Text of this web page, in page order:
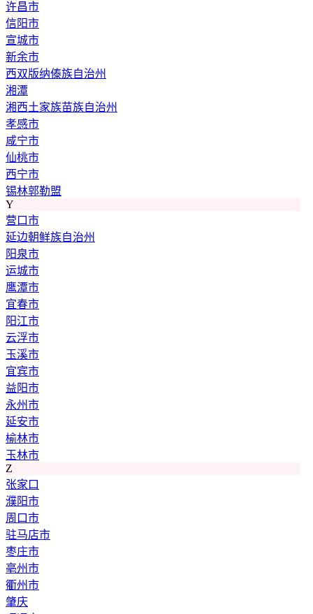
许昌市
信阳市
宣城市
新余市
西双版纳傣族自治州
湘潭
湘西土家族苗族自治州
孝感市
咸宁市
仙桃市
西宁市
锡林郭勒盟
Y
营口市
延边朝鲜族自治州
阳泉市
运城市
鹰潭市
宜春市
阳江市
云浮市
玉溪市
宜宾市
益阳市
永州市
延安市
榆林市
玉林市
Z
张家口
濮阳市
周口市
驻马店市
枣庄市
亳州市
衢州市
肇庆